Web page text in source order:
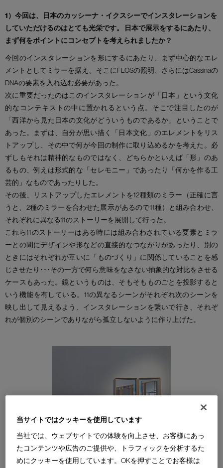
1）今回は、日本のカッシーナ・イクスシーでインスタレーションを
していただけるのはとても光栄です。
日本で展示をするにあたり、
まず何をポイントにコンセプトを考えられましたか？
今回のインスタレーションを形にするにあたり、まず中心的なエレ
メントとしてミラーを据え、そこにFLOSの照明、さらにはCassinaの
DNAの要素を入れ込む必要があった。
次に重要だったのはこのインスタレーションが「日本」という文化
的なコンテキストの中に置かれるという点。そこで注目したのが
「西洋から見た日本の文化がどういうものであるか」ということで
あった。まずは、自分が思い描く「日本文化」のエレメントをリス
トアップし、その中で何が今回の制作に取り込めるかを考えた。必
ずしもそれは精神的なものではなく、どちらかといえば「形」のあ
るもの、例えは形式的な「セレモニー」であったり「何かを作る工
芸的」なものであったりした。
その後、リストアップしたエレメントを12種類のミラー（正確に言
うと、2種のミラーを合わせた展示があるので11種）と組み合わせ、
それぞれに異なる11のストーリーを展開して行った。
これら11のストーリーはある時には組み合わされている要素とミラ
ーとの間にデザインや形などの直接的なつながりがあったり、別の
ときにはそれぞれが互いに「ものづくり」に関係していることを感
じさせたり･･･その一方で何ら意味をなさない抽象的な対比をさせる
ケースもあった。鏡というものは、そもそもものごとを投影すると
いう機能を有している。11の異なるシーンがそれぞれ次のシーンを
映し出して見えるよう、インスタレーションを繋いで行き、それぞ
れが個別のシーンでありながら孤立しないように作り上げた。
当サイトではクッキーを使用しています
当社では、ウェブサイトでの体験を向上させ、お客様にあっ
たコンテンツや広告のご提供や、トラフィックを分析するた
めにクッキーを使用しています。OKを押すことでお客様は